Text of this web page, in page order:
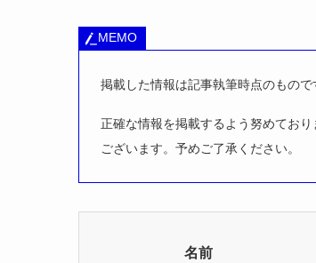
MEMO
掲載した情報は記事執筆時点のもので
正確な情報を掲載するよう努めてお
ございます。予めご了承ください。
名前